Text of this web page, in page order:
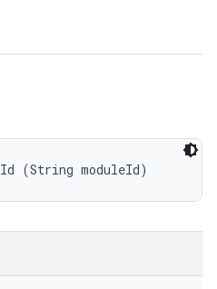
(String moduleId)